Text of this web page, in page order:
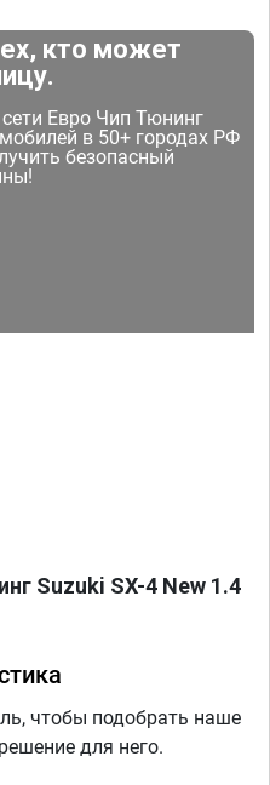
кто может
Евро Чип Тюнинг
в 50+ городах РФ
безопасный
Suzuki SX-4 New 1.4
чтобы подобрать наше
для него.